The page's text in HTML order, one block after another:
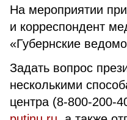
На мероприятии
и корреспондент
«Губернские
Задать вопрос
несколькими
центра (8-800-200-